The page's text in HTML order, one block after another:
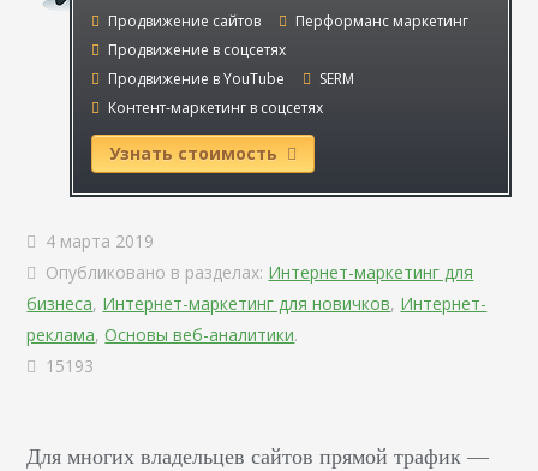
Продвижение сайтов
Перформанс маркетинг
Продвижение в соцсетях
Продвижение в YouTube
SERM
Контент-маркетинг в соцсетях
Узнать стоимость
4 марта 2019
Опубликовано в разделах: Интернет-маркетинг для
бизнеса, Интернет-маркетинг для новичков, Интернет-
реклама,Основы веб-аналитики.
15193
Для многих владельцев сайтов прямой трафик —